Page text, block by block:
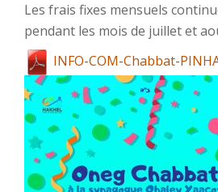
Les frais fixes mensuels
pendant les mois de juillet et
INFO-COM-Chabbat-